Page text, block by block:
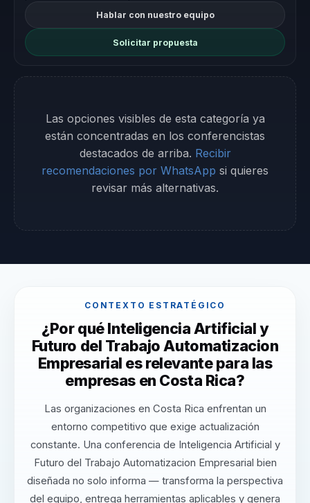
Hablar con nuestro equipo
Solicitar propuesta
Las opciones visibles de esta categoría ya
están concentradas en los conferencistas
destacados de arriba. Recibir
recomendaciones por WhatsApp si quieres
revisar más alternativas.
CONTEXTO ESTRATÉGICO
¿Por qué Inteligencia Artificial y
Futuro del Trabajo Automatizacion
Empresarial es relevante para las
empresas en Costa Rica?
Las organizaciones en Costa Rica enfrentan un
entorno competitivo que exige actualización
constante. Una conferencia de Inteligencia Artificial y
Futuro del Trabajo Automatizacion Empresarial bien
diseñada no solo informa — transforma la perspectiva
del equipo, entrega herramientas aplicables y genera